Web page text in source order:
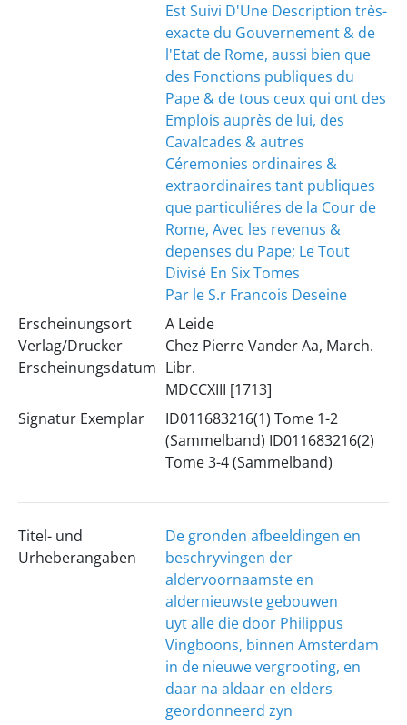
Est Suivi D'Une Description très-
exacte du Gouvernement & de
l'Etat de Rome, aussi bien que
des Fonctions publiques du
Pape & de tous ceux qui ont des
Emplois auprès de lui, des
Cavalcades & autres
Céremonies ordinaires &
extraordinaires tant publiques
que particuliéres de la Cour de
Rome, Avec les revenus &
depenses du Pape; Le Tout
Divisé En Six Tomes
Par le S.r Francois Deseine
Erscheinungsort
Verlag/Drucker
Erscheinungsdatum
A Leide
Chez Pierre Vander Aa, March.
Libr.
MDCCXIII [1713]
Signatur Exemplar
ID011683216(1) Tome 1-2
(Sammelband) ID011683216(2)
Tome 3-4 (Sammelband)
Titel- und
Urheberangaben
De gronden afbeeldingen en
beschryvingen der
aldervoornaamste en
aldernieuwste gebouwen
uyt alle die door Philippus
Vingboons, binnen Amsterdam
in de nieuwe vergrooting, en
daar na aldaar en elders
geordonneerd zyn